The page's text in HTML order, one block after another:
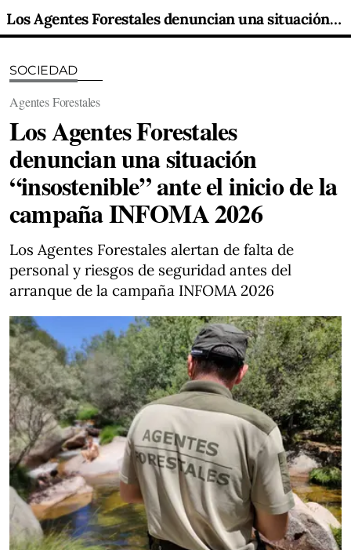
Los Agentes Forestales denuncian una situación “insostenible” ante el inicio de la campaña INFOMA 2026
SOCIEDAD
Agentes Forestales
Los Agentes Forestales
denuncian una situación
“insostenible” ante el inicio de la
campaña INFOMA 2026
Los Agentes Forestales alertan de falta de
personal y riesgos de seguridad antes del
arranque de la campaña INFOMA 2026